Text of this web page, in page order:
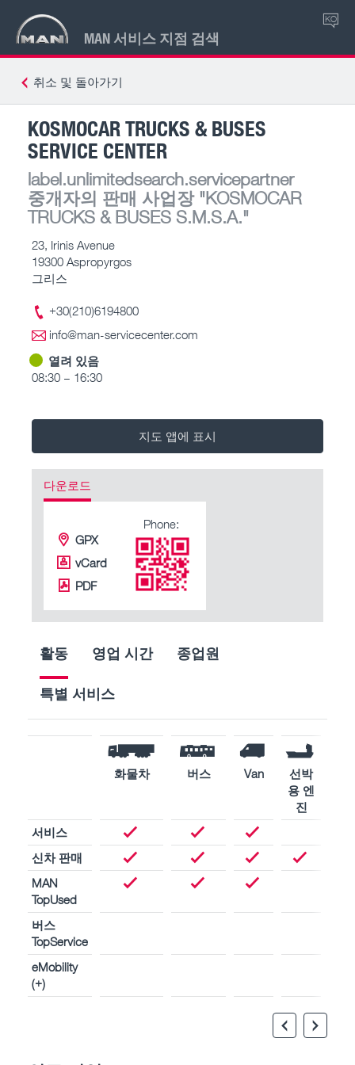
MAN 서비스 지점 검색
KO
취소 및 돌아가기
KOSMOCAR TRUCKS & BUSES
SERVICE CENTER
label.unlimitedsearch.servicepartner
중개자의 판매 사업장"KOSMOCAR
TRUCKS & BUSES S.M.S.A."
23, Irinis Avenue
19300 Aspropyrgos
그리스
+30(210)6194800
info@man-servicecenter.com
열려 있음
08:30 – 16:30
지도 앱에 표시
다운로드
GPX
vCard
PDF
Phone:
활동 영업 시간 종업원
특별 서비스
화물차 버스 Van
선박
용 엔
진
서비스
신차 판매
MAN
TopUsed
버스
TopService
eMobility
(+)